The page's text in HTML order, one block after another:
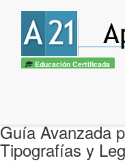
Educación Certificada
Guía Avanzada
Tipografías y